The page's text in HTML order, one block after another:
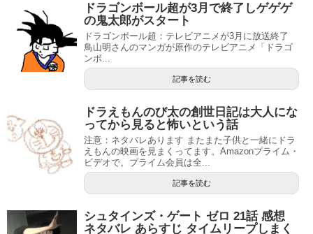
ドラゴンボール超が3月で終了しゲゲゲ
の鬼太郎がスタート
ドラゴンボール超：テレビアニメが3月に放送終了
鳥山明さんのマンガが原作のテレビアニメ「ドラゴ
ンボ...
記事を読む
ドラえもんのび太の創世日記は大人にな
ってから見ると怖いという話
注意：ネタバレあります またまた子供と一緒にドラ
えもんの映画を見まくってます。Amazonプライム・
ビデオで。プライム会員は全...
記事を読む
シュタインズ・ゲート ゼロ 21話 感想
ネタバレ あらすじ タイムリープしまく